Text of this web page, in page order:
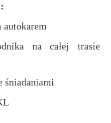
na całej trasie
śniadaniami